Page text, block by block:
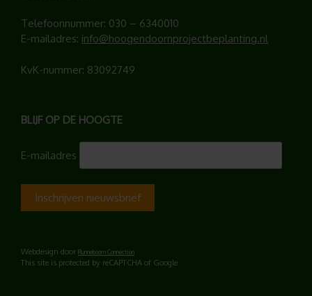
Telefoonnummer: 030 – 6340010
E-mailadres: info@hoogendoornprojectbeplanting.nl
KvK-nummer: 83092749
BLIJF OP DE HOOGTE
E-mailadres
Webdesign door Runneboom Connection
This site is protected by reCAPTCHA of Google